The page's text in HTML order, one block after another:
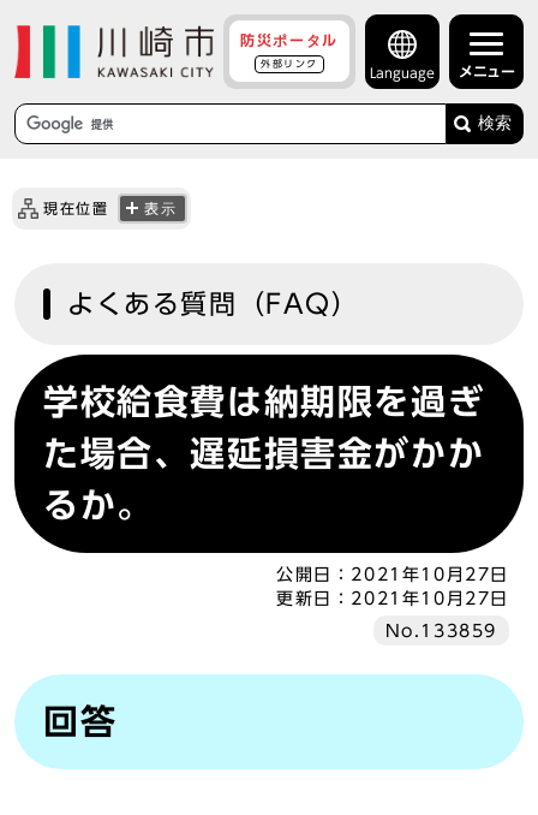
防災ポータル
外部リンク
Language メニュー
検索
現在位置 表示
よくある質問（FAQ）
学校給食費は納期限を過ぎ
た場合、遅延損害金がかか
るか。
公開日： 2021年10月27日
更新日： 2021年10月27日
No.133859
回答